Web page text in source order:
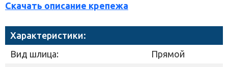
Скачать описание крепежа
Характеристики:
Вид шлица:
Прямой